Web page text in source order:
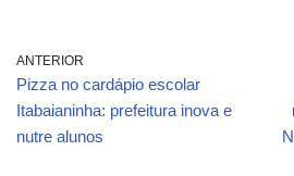
ANTERIOR
Pizza no cardápio escolar
Itabaianinha: prefeitura inova e
nutre alunos